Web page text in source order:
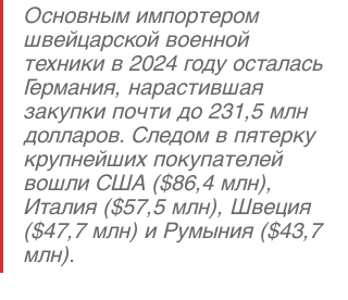
Основным импортером
швейцарской военной
техники в 2024 году осталась
Германия, нарастившая
закупки почти до 231,5 млн
долларов. Следом в пятерку
крупнейших покупателей
вошли США ($86,4 млн),
Италия ($57,5 млн), Швеция
($47,7 млн) и Румыния ($43,7
млн).